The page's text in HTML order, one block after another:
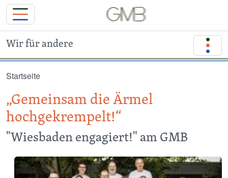
Wir für andere
Startseite
„Gemeinsam die Ärmel
hochgekrempelt!“
"Wiesbaden engagiert!" am GMB
Image